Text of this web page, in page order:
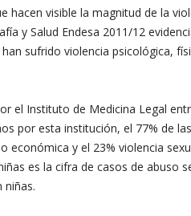
visible la magnitud de la
y Salud Endesa 2011/12
sufrido violencia psicológica,
el Instituto de Medicina Legal
por esta institución, el 77% de
económica y el 23% violencia
es la cifra de casos de abuso
niñas.